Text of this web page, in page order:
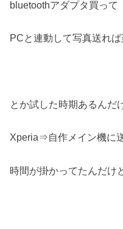
bluetoothアダプタ買って
PCと連動して写真送れ
とか試した時期あるんだ
Xperia⇒自作メイン機に
時間が掛かってたんだけ